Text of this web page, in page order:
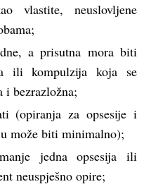
vlastite, neuslovljene
a prisutna mora biti
ili kompulzija koja se
i bezrazložna;
(opiranja za opsesije i
može biti minimalno);
jedna opsesija ili
neuspješno opire;